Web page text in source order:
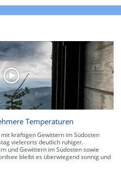
Temperaturen
kräftigen Gewittern im Südosten
vielerorts deutlich ruhiger.
und Gewittern im Südosten sowie
bleibt es überwiegend sonnig und